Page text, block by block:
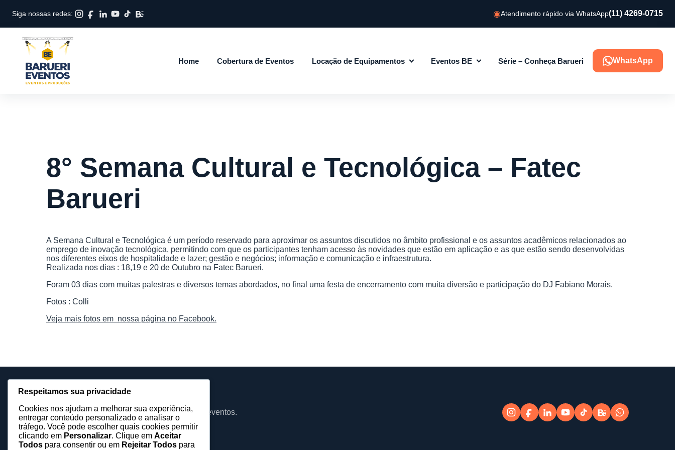
Siga nossas redes: Atendimento rápido via WhatsApp(11) 4269-0715
Home Cobertura de Eventos Locação de Equipamentos Eventos BE Série – Conheça Barueri WhatsApp
8° Semana Cultural e Tecnológica – Fatec
Barueri
A Semana Cultural e Tecnológica é um período reservado para aproximar os assuntos discutidos no âmbito profissional e os assuntos acadêmicos relacionados ao
emprego de inovação tecnológica, permitindo com que os participantes tenham acesso às novidades que estão em aplicação e as que estão sendo desenvolvidas
nos diferentes eixos de hospitalidade e lazer; gestão e negócios; informação e comunicação e infraestrutura.
Realizada nos dias : 18,19 e 20 de Outubro na Fatec Barueri.
Foram 03 dias com muitas palestras e diversos temas abordados, no final uma festa de encerramento com muita diversão e participação do DJ Fabiano Morais.
Fotos : Colli
Veja mais fotos em nossa página no Facebook.
Barueri Eventos
Assessoria, equipamentos e produções para eventos.
baruerieventos@gmail.com
Respeitamos sua privacidade
Cookies nos ajudam a melhorar sua experiência,
entregar conteúdo personalizado e analisar o
tráfego. Você pode escolher quais cookies permitir
clicando em Personalizar. Clique em Aceitar
Todos para consentir ou em Rejeitar Todos para